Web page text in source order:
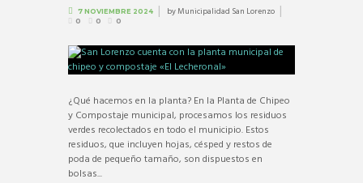
7 NOVIEMBRE 2024 byMunicipalidad San Lorenzo
0 0 0
¿Qué hacemos en la planta? En la Planta de Chipeo
y Compostaje municipal, procesamos los residuos
verdes recolectados en todo el municipio. Estos
residuos, que incluyen hojas, césped y restos de
poda de pequeño tamaño, son dispuestos en
bolsas...